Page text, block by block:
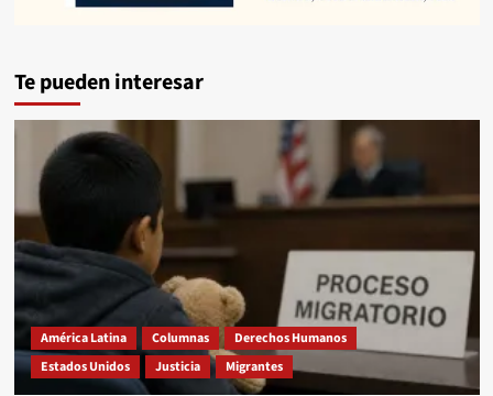
Te pueden interesar
América Latina Columnas
Derechos Humanos
Estados Unidos
Justicia Migrantes